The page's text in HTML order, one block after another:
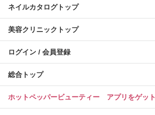
ネイルカタログトップ
美容クリニックトップ
ログイン / 会員登録
総合トップ
ホットペッパービューティー アプリをゲット